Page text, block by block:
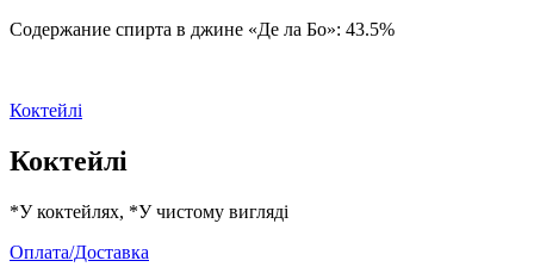
Содержание спирта в джине «Де ла Бо»: 43.5%
Коктейлі
Коктейлі
*У коктейлях, *У чистому вигляді
Оплата/Доставка